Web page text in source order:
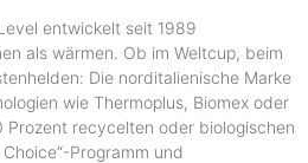
entwickelt seit 1989
als wärmen. Ob im Weltcup, beim
Die norditalienische Marke
wie Thermoplus, Biomex oder
Prozent recycelten oder biologischen
Programm und